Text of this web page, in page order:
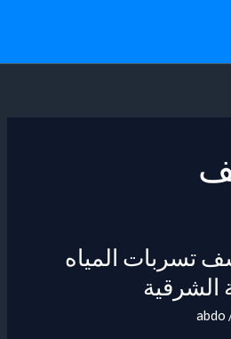
تسربات المياه
الشرقية
abdo